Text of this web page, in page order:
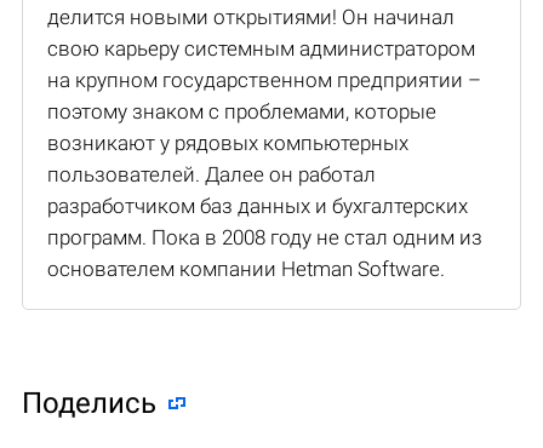
делится новыми открытиями! Он начинал
свою карьеру системным администратором
на крупном государственном предприятии –
поэтому знаком с проблемами, которые
возникают у рядовых компьютерных
пользователей. Далее он работал
разработчиком баз данных и бухгалтерских
программ. Пока в 2008 году не стал одним из
основателем компании Hetman Software.
Поделиcь